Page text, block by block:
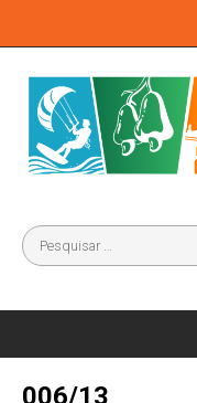
006/13